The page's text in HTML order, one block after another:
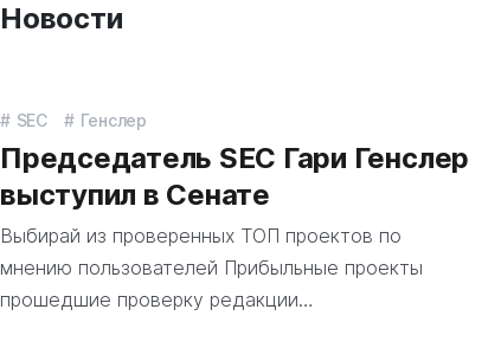
Новости
SEC Генслер
Председатель SEC Гари Генслер
выступил в Сенате
Выбирай из проверенных ТОП проектов по
мнению пользователей Прибыльные проекты
прошедшие проверку редакции…